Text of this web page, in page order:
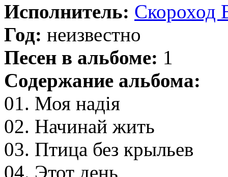
Исполнитель: Скороход
Год: неизвестно
Песен в альбоме: 1
Содержание альбома:
01. Моя надія
02. Начинай жить
03. Птица без крыльев
04. Этот день